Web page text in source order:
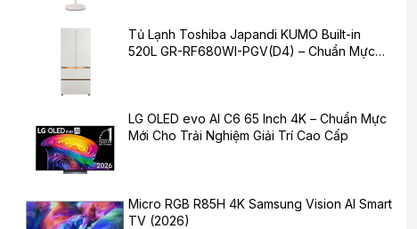
Tủ Lạnh Toshiba Japandi KUMO Built-in
520L GR-RF680WI-PGV(D4) – Chuẩn Mực
LG OLED evo AI C6 65 Inch 4K – Chuẩn Mực
Mới Cho Trải Nghiệm Giải Trí Cao Cấp
Micro RGB R85H 4K Samsung Vision AI Smart
TV (2026)